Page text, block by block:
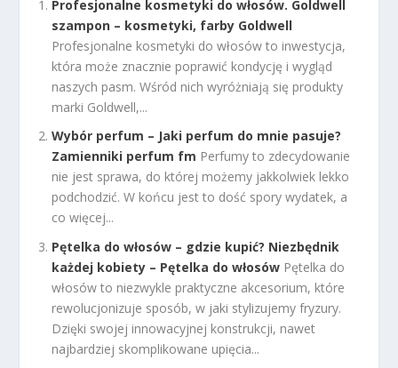
Profesjonalne kosmetyki do włosów. Goldwell
szampon – kosmetyki, farby Goldwell
Profesjonalne kosmetyki do włosów to inwestycja,
która może znacznie poprawić kondycję i wygląd
naszych pasm. Wśród nich wyróżniają się produkty
marki Goldwell,...
Wybór perfum – Jaki perfum do mnie pasuje?
Zamienniki perfum fm Perfumy to zdecydowanie
nie jest sprawa, do której możemy jakkolwiek lekko
podchodzić. W końcu jest to dość spory wydatek, a
co więcej...
Pętelka do włosów – gdzie kupić? Niezbędnik
każdej kobiety – Pętelka do włosów Pętelka do
włosów to niezwykle praktyczne akcesorium, które
rewolucjonizuje sposób, w jaki stylizujemy fryzury.
Dzięki swojej innowacyjnej konstrukcji, nawet
najbardziej skomplikowane upięcia...